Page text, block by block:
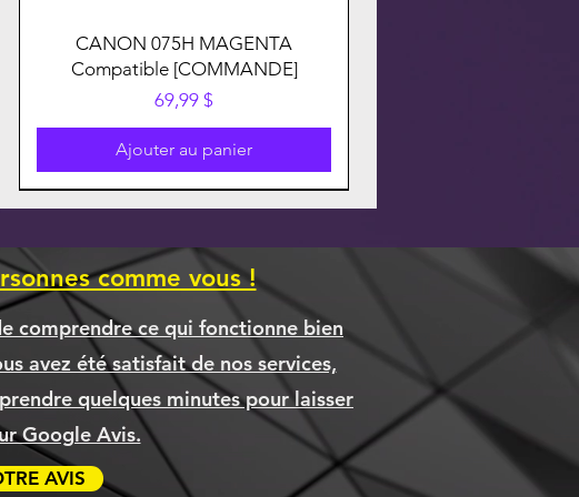
CANON 075H MAGENTA
Compatible [COMMANDE]
Prix
69,99 $
Ajouter au panier
comme vous !
comprendre ce qui fonctionne bien
avez été satisfait de nos services,
quelques minutes pour laisser
Google Avis.
AVIS